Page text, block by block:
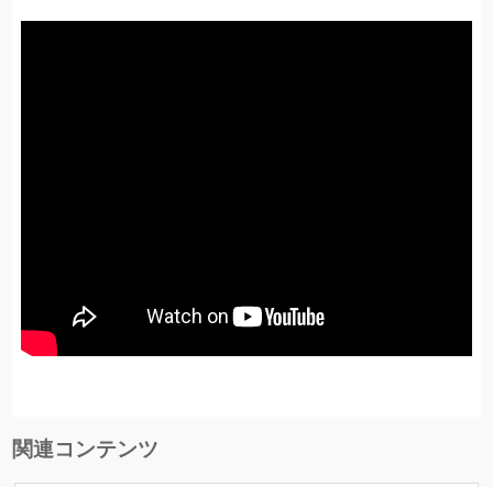
関連コンテンツ